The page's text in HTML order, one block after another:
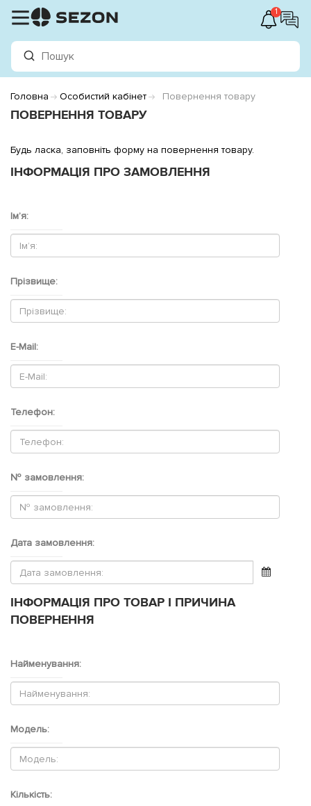
1
Головна Особистий кабінет Повернення товару
ПОВЕРНЕННЯ ТОВАРУ
Будь ласка, заповніть форму на повернення товару.
ІНФОРМАЦІЯ ПРО ЗАМОВЛЕННЯ
Ім’я:
Прізвище:
E-Mail:
Телефон:
№ замовлення:
Дата замовлення:
ІНФОРМАЦІЯ ПРО ТОВАР І ПРИЧИНА
ПОВЕРНЕННЯ
Найменування:
Модель:
Кількість: